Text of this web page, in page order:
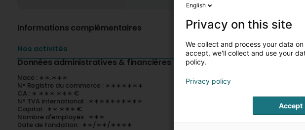
Informations complémentaires
Nos activités
Données administratives & financières
Nace : ∗∗.∗∗∗
N° Registre du commerce : ∗∗∗∗∗∗∗
CA : ∗ ∗∗∗ ∗∗∗ €
N° TVA international : ∗∗∗∗∗∗∗∗∗∗
Capital : ∗∗ ∗∗∗ €
Nombre d'employés : ∗∗∗
Date de fondation : ∗∗/∗∗/∗∗∗∗
English
Privacy on this site
We collect and process your data
accept, we'll collect and use your
policy.
Privacy policy
Accept